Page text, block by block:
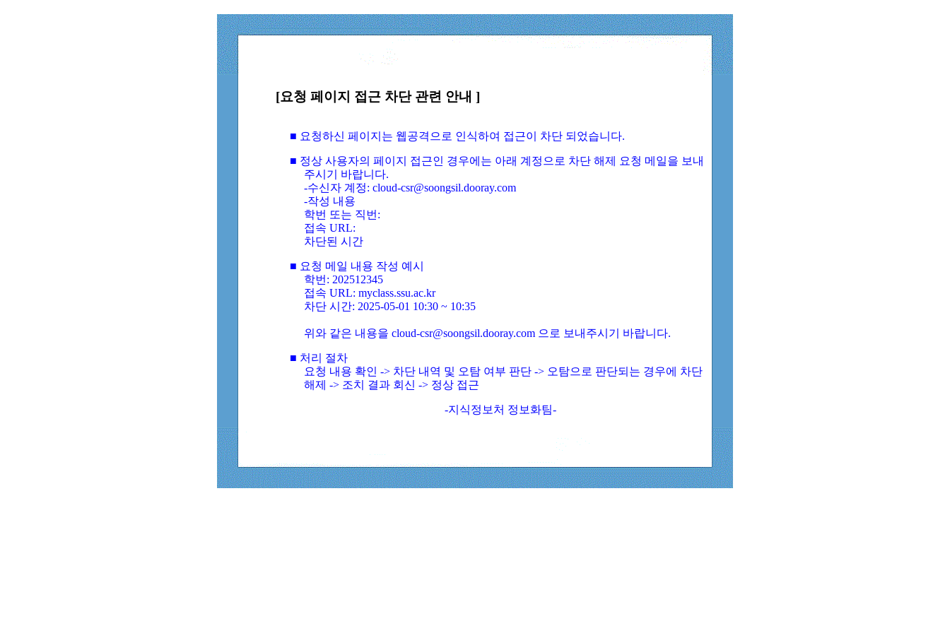
[요청 페이지 접근 차단 관련 안내 ]
■ 요청하신 페이지는 웹공격으로 인식하여 접근이 차단 되었습니다.
■ 정상 사용자의 페이지 접근인 경우에는 아래 계정으로 차단 해제 요청 메일을 보내
주시기 바랍니다.
-수신자 계정: cloud-csr@soongsil.dooray.com
-작성 내용
학번 또는 직번:
접속 URL:
차단된 시간
■ 요청 메일 내용 작성 예시
학번: 202512345
접속 URL: myclass.ssu.ac.kr
차단 시간: 2025-05-01 10:30 ~ 10:35
위와 같은 내용을 cloud-csr@soongsil.dooray.com 으로 보내주시기 바랍니다.
■ 처리 절차
요청 내용 확인 -> 차단 내역 및 오탐 여부 판단 -> 오탐으로 판단되는 경우에 차단
해제 -> 조치 결과 회신 -> 정상 접근
-지식정보처 정보화팀-